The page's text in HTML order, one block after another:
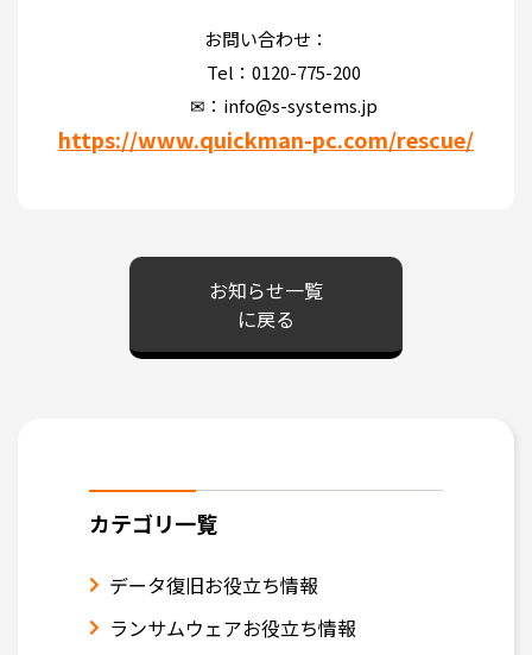
お問い合わせ：
Tel：0120-775-200
✉：info@s-systems.jp
https://www.quickman-pc.com/rescue/
お知らせ一覧
に戻る
カテゴリ一覧
データ復旧お役立ち情報
ランサムウェアお役立ち情報